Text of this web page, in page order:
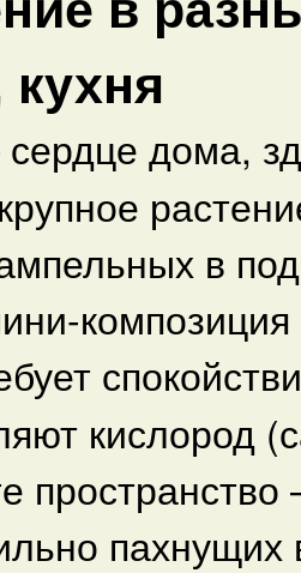
дома,
в
кислород